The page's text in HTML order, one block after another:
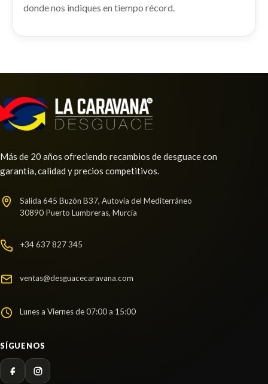
LUNA CUSTODIA TRASERA IZQUIERDA usado.
SEAT EXEO BERLINA (3R2) SPORT
IZQUIERDO
MANDO ELEVALUNAS DELANTERO IZQUIERDO
Ref: 2121169
Consultar
donde nos indiques en tiempo récord.
Más de 20 años ofreciendo recambios de desguace con
garantía, calidad y precios competitivos.
Salida 645 Buzón B37, Autovía del Mediterráneo
30890 Puerto Lumbreras, Murcia
+34 637 827 345
ventas@desguacecaravana.com
Lunes a Viernes de 07:00 a 15:00
SÍGUENOS